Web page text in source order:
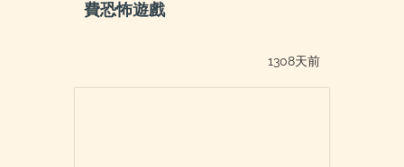
費恐怖遊戲
1308天前